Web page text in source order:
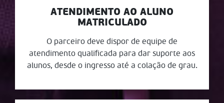
ATENDIMENTO AO ALUNO
MATRICULADO
O parceiro deve dispor de equipe de
atendimento qualificada para dar suporte aos
alunos, desde o ingresso até a colação de grau.